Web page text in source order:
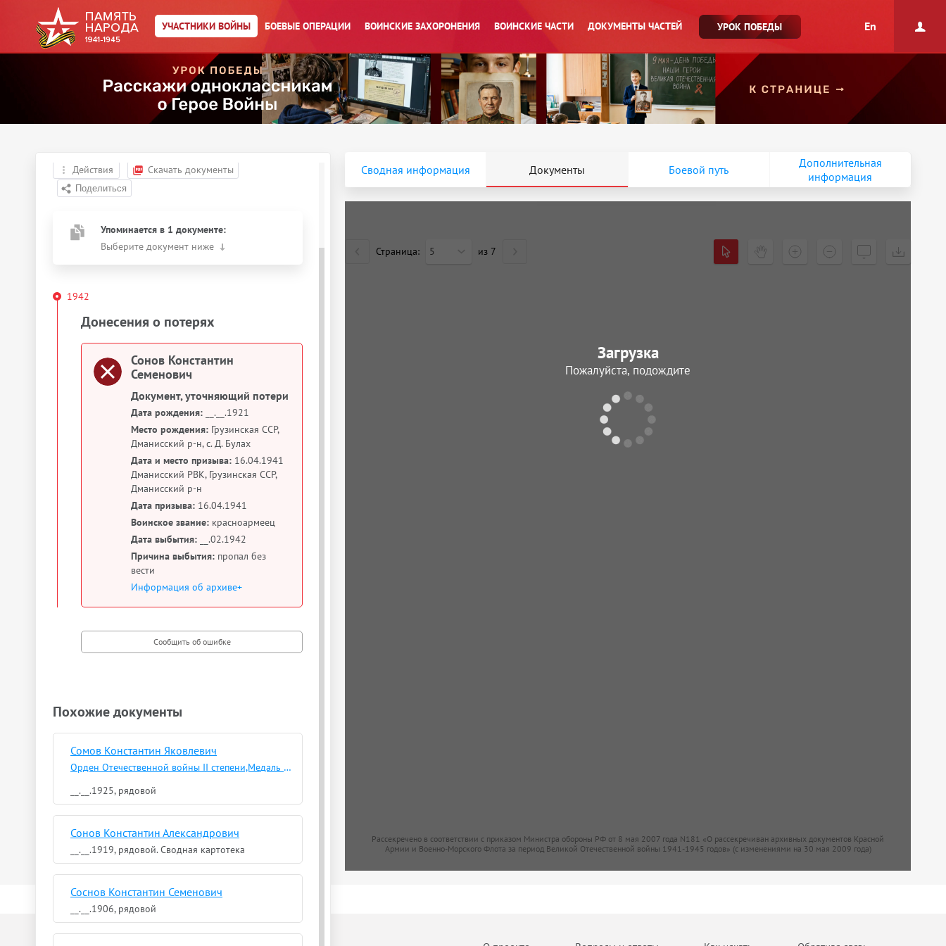
УЧАСТНИКИ ВОЙНЫ БОЕВЫЕ ОПЕРАЦИИ ВОИНСКИЕ ЗАХОРОНЕНИЯ ВОИНСКИЕ ЧАСТИ ДОКУМЕНТЫ ЧАСТЕЙ УРОК ПОБЕДЫ En
Участники войны/
Сонов Константин
Семенович
Действия
Скачать документы
Упоминается в 1 документе:
Выберите документ ниже
1942
Донесения о потерях
Сонов Константин
Семенович
Документ, уточняющий потери
Дата рождения: __.__.1921
Место рождения: Грузинская ССР,
Дманисский р-н, с. Д. Булах
Дата и место призыва: 16.04.1941
Дманисский РВК, Грузинская ССР,
Дманисский р-н
Дата призыва: 16.04.1941
Воинское звание: красноармеец
Дата выбытия: __.02.1942
Причина выбытия: пропал без
вести
Информация об архиве+
Похожие документы
Сомов Константин Яковлевич
Орден Отечественной войны II степени,Медаль «За боевые заслуги»,Медаль «За победу над Германией в Великой Отечественной войне 1941–1945 гг.»
__.__.1925, рядовой
Сонов Константин Александрович
__.__.1919, рядовой. Сводная картотека
Соснов Константин Семенович
__.__.1906, рядовой
Сводная информация Документы Боевой путь
Дополнительная
информация
Страница: 5 из 7
Рассекречено в соответствии с приказом Министра обороны РФ от 8 мая 2007 года N181 «О рассекречиван архивных документов Красной
Армии и Военно-Морского Флота за период Великой Отечественной войны 1941-1945 годов» (с изменениями на 30 мая 2009 года)
Загрузка
Пожалуйста, подождите